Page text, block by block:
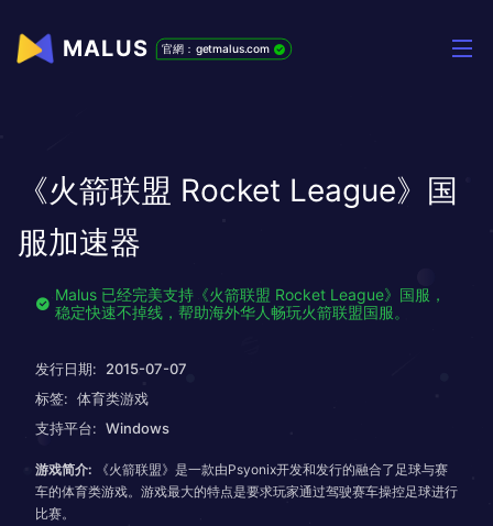
MALUS 官網：getmalus.com
《火箭联盟 Rocket League》国
服加速器
Malus 已经完美支持《火箭联盟 Rocket League》国服，
稳定快速不掉线，帮助海外华人畅玩火箭联盟国服。
发行日期:
2015-07-07
标签: 体育类游戏
支持平台: Windows
游戏简介: 《火箭联盟》是一款由Psyonix开发和发行的融合了足球与赛
车的体育类游戏。游戏最大的特点是要求玩家通过驾驶赛车操控足球进行
比赛。